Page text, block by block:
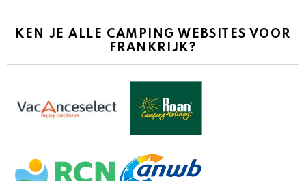
KEN JE ALLE CAMPING WEBSITES VOOR
FRANKRIJK?